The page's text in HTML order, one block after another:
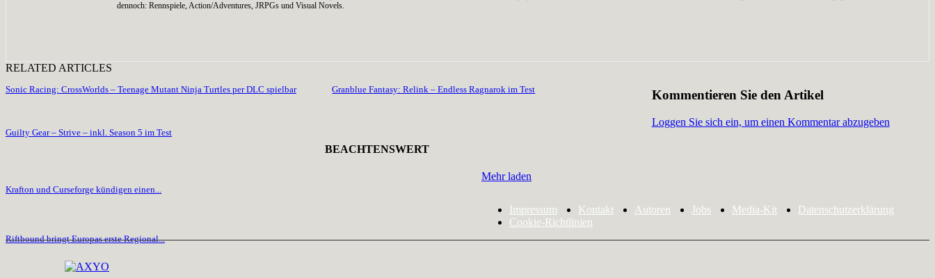
dennoch: Rennspiele, Action/Adventures, JRPGs und Visual Novels.
RELATED ARTICLES
Sonic Racing: CrossWorlds – Teenage Mutant Ninja Turtles per DLC spielbar Granblue Fantasy: Relink – Endless Ragnarok im Test
Guilty Gear – Strive – inkl. Season 5 im Test
Kommentieren Sie den Artikel
Loggen Sie sich ein, um einen Kommentar abzugeben
BEACHTENSWERT
Krafton und Curseforge kündigen einen...
Riftbound bringt Europas erste Regional...
Mehr laden
Impressum Kontakt Autoren Jobs Media-Kit
Datenschutzerklärung
Cookie-Richtlinien